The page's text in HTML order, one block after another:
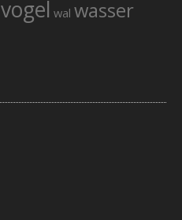
vogel wal wasser